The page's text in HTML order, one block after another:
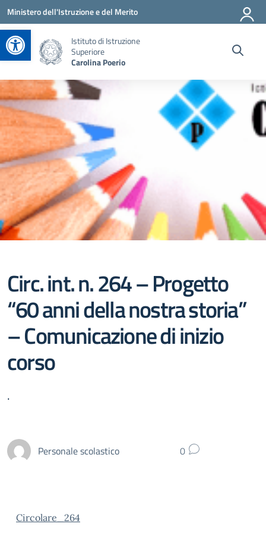
Apri la barra degli strumenti
Vai ai contenuti
Vai al menu di navigazione
Vai al footer
Ministero dell'Istruzione e del Merito
Istituto di Istruzione
Superiore
Carolina Poerio
Circ. int. n. 264 – Progetto
“60 anni della nostra storia”
– Comunicazione di inizio
corso
.
Personale scolastico 0
Circolare_264